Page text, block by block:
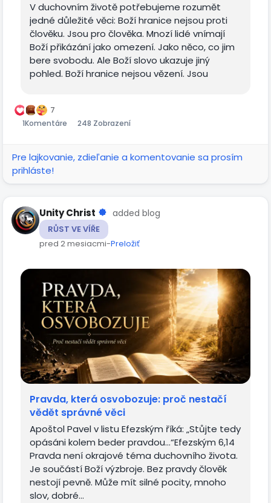
V duchovním životě potřebujeme rozumět
jedné důležité věci: Boží hranice nejsou proti
člověku. Jsou pro člověka. Mnozí lidé vnímají
Boží přikázání jako omezení. Jako něco, co jim
bere svobodu. Ale Boží slovo ukazuje jiný
pohled. Boží hranice nejsou vězení. Jsou
7
1Komentáre 248 Zobrazení
Pre lajkovanie, zdieľanie a komentovanie sa prosím
prihláste!
Unity Christ added blog
RŮST VE VÍŘE
pred 2 mesiacmi-Preložiť
Pravda, která osvobozuje: proč nestačí
vědět správné věci
Apoštol Pavel v listu Efezským říká: „Stůjte tedy
opásáni kolem beder pravdou…“Efezským 6,14
Pravda není okrajové téma duchovního života.
Je součástí Boží výzbroje. Bez pravdy člověk
nestojí pevně. Může mít silné pocity, mnoho
slov, dobré...